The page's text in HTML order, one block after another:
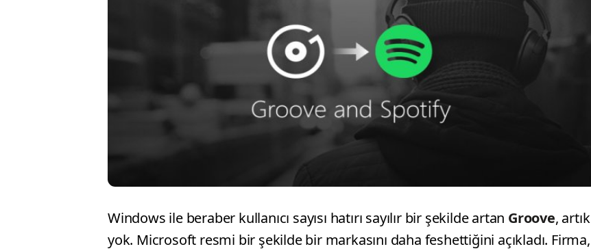
Windows ile beraber kullanıcı sayısı hatırı sayılır bir şekilde artan Groove, artık
yok. Microsoft resmi bir şekilde bir markasını daha feshettiğini açıkladı. Firma,